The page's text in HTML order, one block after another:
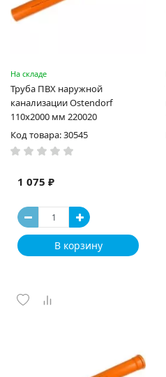
На складе
Труба ПВХ наружной
канализации Ostendorf
110х2000 мм 220020
Код товара: 30545
1 075 ₽
В корзину